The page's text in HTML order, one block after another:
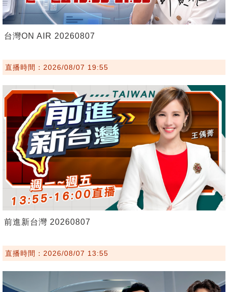
台灣ON AIR 20260807
直播時間：2026/08/07 19:55
前進新台灣 20260807
直播時間：2026/08/07 13:55